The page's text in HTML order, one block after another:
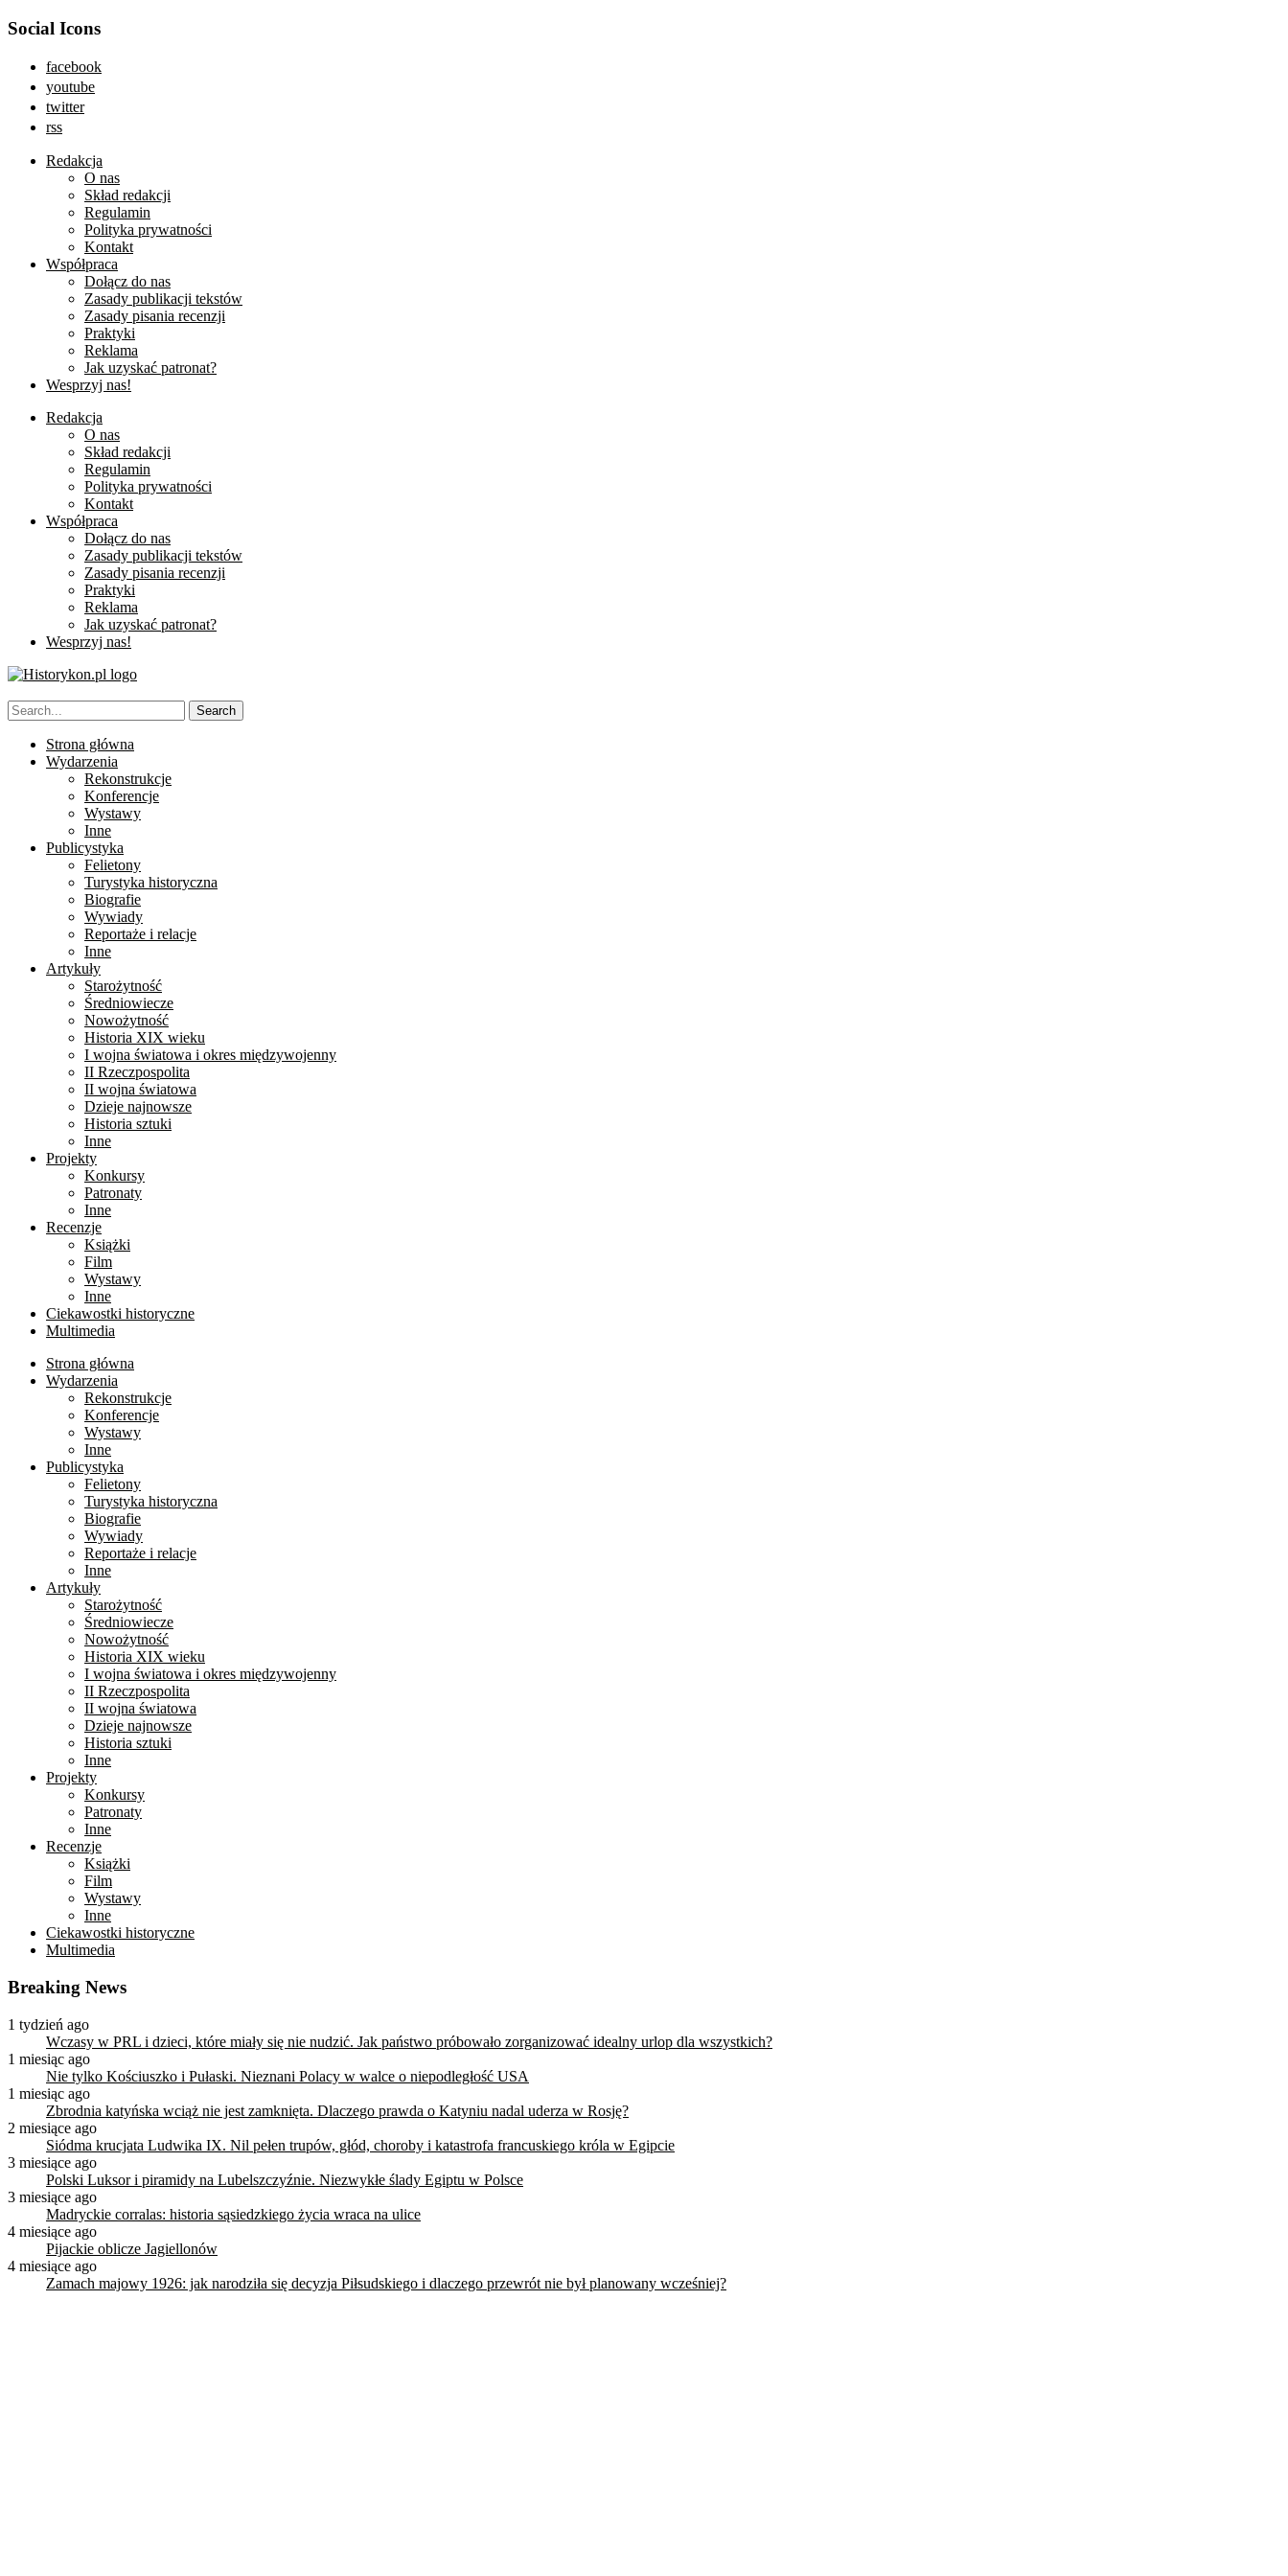
Social Icons
facebook
youtube
twitter
rss
Redakcja
O nas
Skład redakcji
Regulamin
Polityka prywatności
Kontakt
Współpraca
Dołącz do nas
Zasady publikacji tekstów
Zasady pisania recenzji
Praktyki
Reklama
Jak uzyskać patronat?
Wesprzyj nas!
Redakcja
O nas
Skład redakcji
Regulamin
Polityka prywatności
Kontakt
Współpraca
Dołącz do nas
Zasady publikacji tekstów
Zasady pisania recenzji
Praktyki
Reklama
Jak uzyskać patronat?
Wesprzyj nas!
Strona główna
Wydarzenia
Rekonstrukcje
Konferencje
Wystawy
Inne
Publicystyka
Felietony
Turystyka historyczna
Biografie
Wywiady
Reportaże i relacje
Inne
Artykuły
Starożytność
Średniowiecze
Nowożytność
Historia XIX wieku
I wojna światowa i okres międzywojenny
II Rzeczpospolita
II wojna światowa
Dzieje najnowsze
Historia sztuki
Inne
Projekty
Konkursy
Patronaty
Inne
Recenzje
Książki
Film
Wystawy
Inne
Ciekawostki historyczne
Multimedia
Strona główna
Wydarzenia
Rekonstrukcje
Konferencje
Wystawy
Inne
Publicystyka
Felietony
Turystyka historyczna
Biografie
Wywiady
Reportaże i relacje
Inne
Artykuły
Starożytność
Średniowiecze
Nowożytność
Historia XIX wieku
I wojna światowa i okres międzywojenny
II Rzeczpospolita
II wojna światowa
Dzieje najnowsze
Historia sztuki
Inne
Projekty
Konkursy
Patronaty
Inne
Recenzje
Książki
Film
Wystawy
Inne
Ciekawostki historyczne
Multimedia
Breaking News
1 tydzień ago
Wczasy w PRL i dzieci, które miały się nie nudzić. Jak państwo próbowało zorganizować idealny urlop dla wszystkich?
1 miesiąc ago
Nie tylko Kościuszko i Pułaski. Nieznani Polacy w walce o niepodległość USA
1 miesiąc ago
Zbrodnia katyńska wciąż nie jest zamknięta. Dlaczego prawda o Katyniu nadal uderza w Rosję?
2 miesiące ago
Siódma krucjata Ludwika IX. Nil pełen trupów, głód, choroby i katastrofa francuskiego króla w Egipcie
3 miesiące ago
Polski Luksor i piramidy na Lubelszczyźnie. Niezwykłe ślady Egiptu w Polsce
3 miesiące ago
Madryckie corralas: historia sąsiedzkiego życia wraca na ulice
4 miesiące ago
Pijackie oblicze Jagiellonów
4 miesiące ago
Zamach majowy 1926: jak narodziła się decyzja Piłsudskiego i dlaczego przewrót nie był planowany wcześniej?